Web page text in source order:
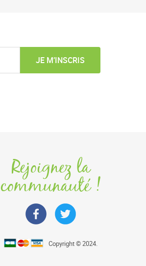
JE M’INSCRIS
Rejoignez la
communauté !
Copyright © 2024.